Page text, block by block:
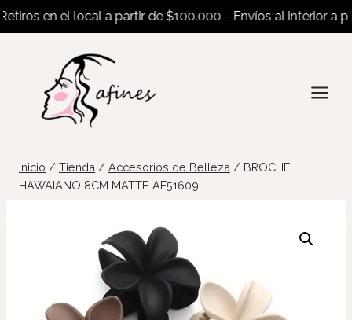
en el local a partir de $100.000 - Envíos al interior a
contenido
Inicio / Tienda / Accesorios de Belleza / BROCHE
HAWAIANO 8CM MATTE AF51609